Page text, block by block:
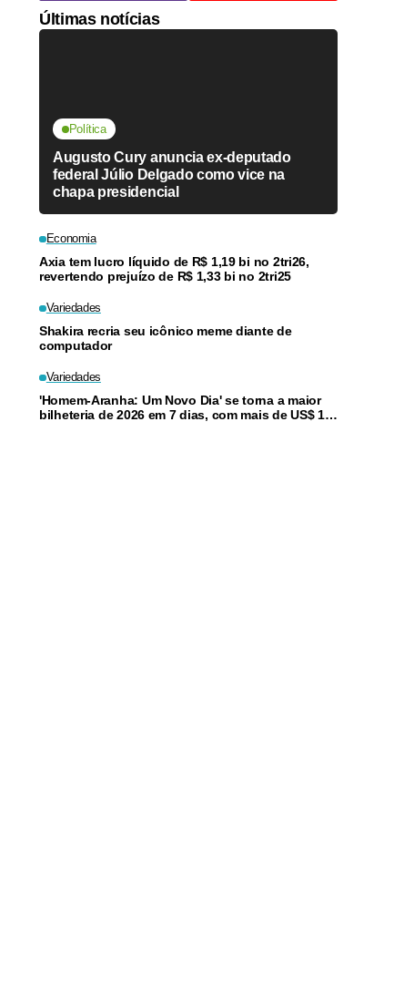
Últimas notícias
Política
Augusto Cury anuncia ex-deputado
federal Júlio Delgado como vice na
chapa presidencial
Economia
Axia tem lucro líquido de R$ 1,19 bi no 2tri26,
revertendo prejuízo de R$ 1,33 bi no 2tri25
Variedades
Shakira recria seu icônico meme diante de
computador
Variedades
'Homem-Aranha: Um Novo Dia' se torna a maior
bilheteria de 2026 em 7 dias, com mais de US$ 1